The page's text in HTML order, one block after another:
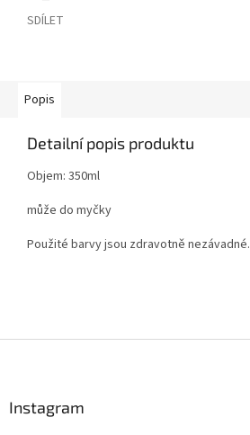
SDÍLET
Popis
Detailní popis produktu
Objem: 350ml
může do myčky
Použité barvy jsou zdravotně nezávadné.
Instagram